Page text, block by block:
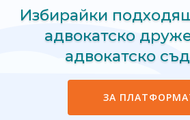
Избирайки
адвокатско
адвокатско
ЗА